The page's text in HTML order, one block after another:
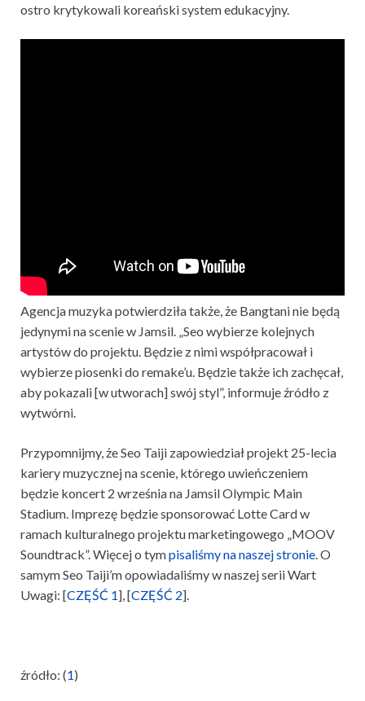
ostro krytykowali koreański system edukacyjny.
Agencja muzyka potwierdziła także, że Bangtani nie będą
jedynymi na scenie w Jamsil. „Seo wybierze kolejnych
artystów do projektu. Będzie z nimi współpracował i
wybierze piosenki do remake’u. Będzie także ich zachęcał,
aby pokazali [w utworach] swój styl”, informuje źródło z
wytwórni.
Przypomnijmy, że Seo Taiji zapowiedział projekt 25-lecia
kariery muzycznej na scenie, którego uwieńczeniem
będzie koncert 2 września na Jamsil Olympic Main
Stadium. Imprezę będzie sponsorować Lotte Card w
ramach kulturalnego projektu marketingowego „MOOV
Soundtrack”. Więcej o tympisaliśmy na naszej stronie. O
samym Seo Taiji’m opowiadaliśmy w naszej serii Wart
Uwagi: [CZĘŚĆ 1], [CZĘŚĆ 2].
źródło: (1)